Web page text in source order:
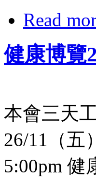
Read
健康博覽
本會三天
26/11（五
5:00pm 健